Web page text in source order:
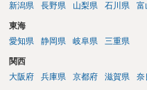
新潟県
長野県 山梨県 石川県 富
東海
愛知県
静岡県 岐阜県 三重県
関西
大阪府
兵庫県 京都府 滋賀県 奈